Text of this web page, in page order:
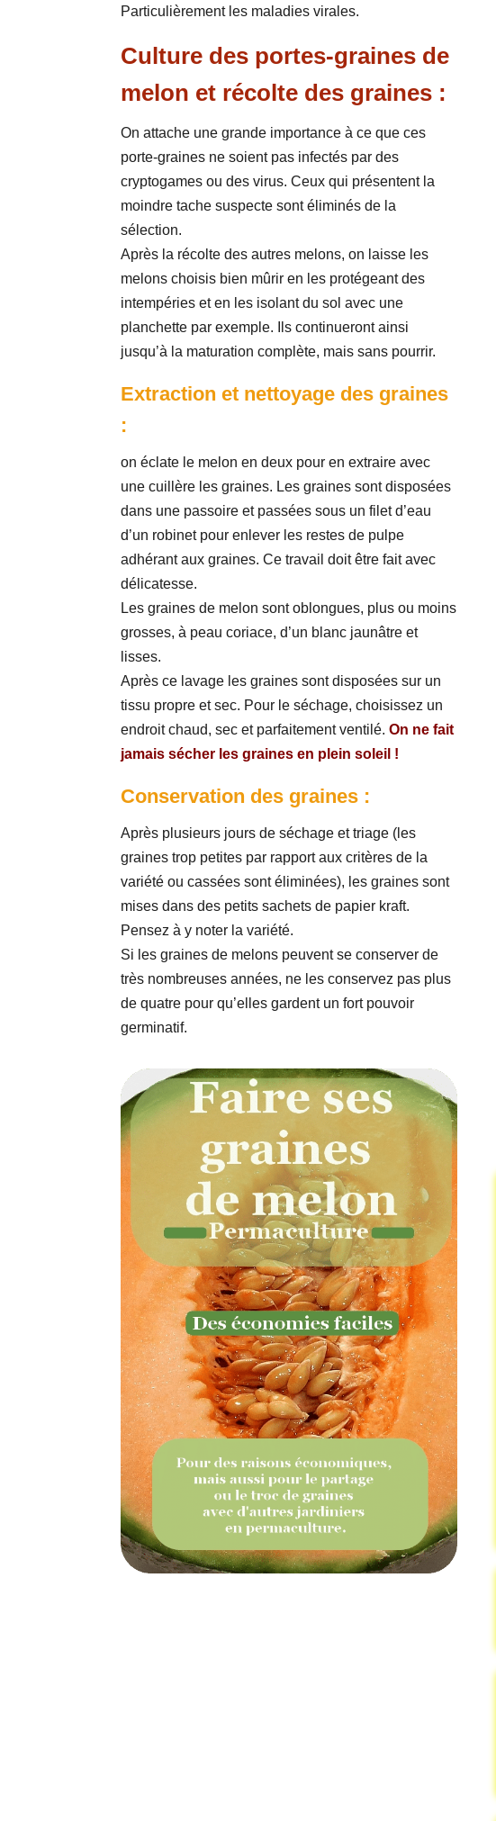
Particulièrement les maladies virales.
Culture des portes-graines de
melon et récolte des graines :
On attache une grande importance à ce que ces
porte-graines ne soient pas infectés par des
cryptogames ou des virus. Ceux qui présentent la
moindre tache suspecte sont éliminés de la
sélection.
Après la récolte des autres melons, on laisse les
melons choisis bien mûrir en les protégeant des
intempéries et en les isolant du sol avec une
planchette par exemple. Ils continueront ainsi
jusqu’à la maturation complète, mais sans pourrir.
Extraction et nettoyage des graines
:
on éclate le melon en deux pour en extraire avec
une cuillère les graines. Les graines sont disposées
dans une passoire et passées sous un filet d’eau
d’un robinet pour enlever les restes de pulpe
adhérant aux graines. Ce travail doit être fait avec
délicatesse.
Les graines de melon sont oblongues, plus ou moins
grosses, à peau coriace, d’un blanc jaunâtre et
lisses.
Après ce lavage les graines sont disposées sur un
tissu propre et sec. Pour le séchage, choisissez un
endroit chaud, sec et parfaitement ventilé.On ne fait
jamais sécher les graines en plein soleil !
Conservation des graines :
Après plusieurs jours de séchage et triage (les
graines trop petites par rapport aux critères de la
variété ou cassées sont éliminées), les graines sont
mises dans des petits sachets de papier kraft.
Pensez à y noter la variété.
Si les graines de melons peuvent se conserver de
très nombreuses années, ne les conservez pas plus
de quatre pour qu’elles gardent un fort pouvoir
germinatif.